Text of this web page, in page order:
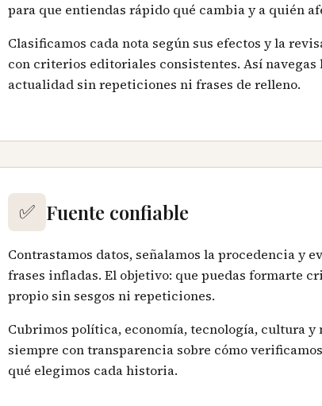
para que entiendas rápido qué cambia y a quién
Clasificamos cada nota según sus efectos y la
con criterios editoriales consistentes. Así navegas
actualidad sin repeticiones ni frases de relleno.
✅ Fuente confiable
Contrastamos datos, señalamos la procedencia y
frases infladas. El objetivo: que puedas formarte
propio sin sesgos ni repeticiones.
Cubrimos política, economía, tecnología, cultura y
siempre con transparencia sobre cómo
qué elegimos cada historia.